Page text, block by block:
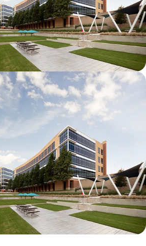
Performance Drive